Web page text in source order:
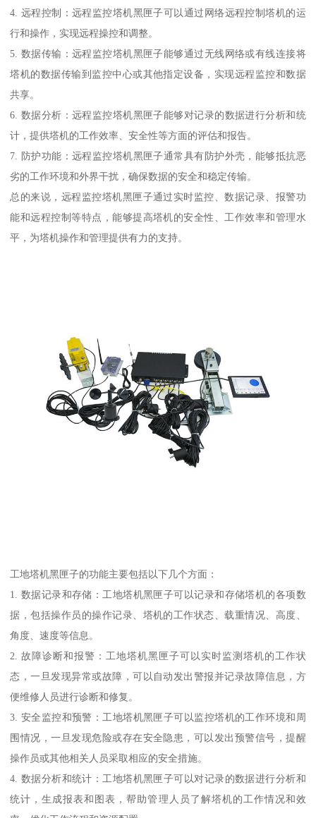
4. 远程控制：远程监控塔机黑匣子可以通过网络远程控制塔机的运
行和操作，实现远程操控和调整。
5. 数据传输：远程监控塔机黑匣子能够通过无线网络或有线连接将
塔机的数据传输到监控中心或其他指定设备，实现远程监控和数据
共享。
6. 数据分析：远程监控塔机黑匣子能够对记录的数据进行分析和统
计，提供塔机的工作效率、安全性等方面的评估和报告。
7. 防护功能：远程监控塔机黑匣子通常具有防护外壳，能够抵抗恶
劣的工作环境和外界干扰，确保数据的安全和稳定传输。
总的来说，远程监控塔机黑匣子通过实时监控、数据记录、报警功
能和远程控制等特点，能够提高塔机的安全性、工作效率和管理水
平，为塔机操作和管理提供有力的支持。
工地塔机黑匣子的功能主要包括以下几个方面：
1. 数据记录和存储：工地塔机黑匣子可以记录和存储塔机的各项数
据，包括操作员的操作记录、塔机的工作状态、载重情况、高度、
角度、速度等信息。
2. 故障诊断和报警：工地塔机黑匣子可以实时监测塔机的工作状
态，一旦发现异常或故障，可以自动发出警报并记录故障信息，方
便维修人员进行诊断和修复。
3. 安全监控和预警：工地塔机黑匣子可以监控塔机的工作环境和周
围情况，一旦发现危险或存在安全隐患，可以发出预警信号，提醒
操作员或其他相关人员采取相应的安全措施。
4. 数据分析和统计：工地塔机黑匣子可以对记录的数据进行分析和
统计，生成报表和图表，帮助管理人员了解塔机的工作情况和效